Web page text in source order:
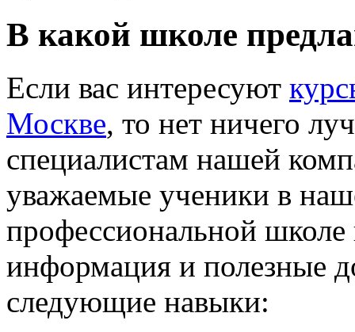
В какой школе
Если вас интересуют
Москве, то нет ничего
специалистам нашей
уважаемые ученики в
профессиональной школе
информация и полезные
следующие навыки: